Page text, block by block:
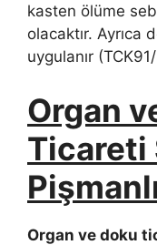
kasten ölüme
olacaktır. Ayrıca
uygulanır
Organ
Ticareti
Organ ve doku